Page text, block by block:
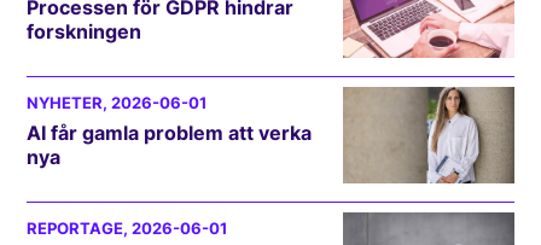
Processen för GDPR hindrar
forskningen
NYHETER, 2026-06-01
AI får gamla problem att verka
nya
REPORTAGE, 2026-06-01